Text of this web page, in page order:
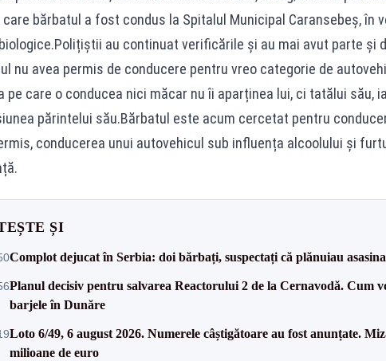
bărbatul a fost condus la Spitalul Municipal Caransebeș, în
au continuat verificările și au mai avut parte și
nu avea permis de conducere pentru vreo categorie de
pe care o conducea nici măcar nu îi aparținea lui, ci tatălui său,
părintelui său.Bărbatul este acum cercetat pentru
conducerea unui autovehicul sub influența alcoolului și
ȘI
Complot dejucat în Serbia: doi bărbați, suspectați că plănuiau
Planul decisiv pentru salvarea Reactorului 2 de la Cernavodă. Cum
barjele în Dunăre
Loto 6/49, 6 august 2026. Numerele câștigătoare au fost anunțate.
milioane de euro